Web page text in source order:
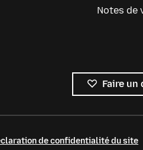
Notes de
Faire un
de confidentialité du site